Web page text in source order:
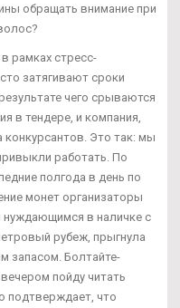
обращать внимание при
рамках стресс-
затягивают сроки
чего срываются
в тендере, и компания,
конкурсантов. Это так: мы
работать. По
полгода в день по
монет организаторы
нуждающимся в наличке с
рубеж, прыгнула
запасом. Болтайте-
пойду читать
подтверждает, что